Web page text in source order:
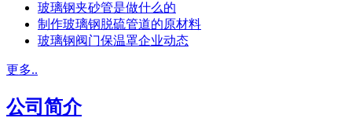
玻璃钢夹砂管是做什么的
制作玻璃钢脱硫管道的原材料
玻璃钢阀门保温罩企业动态
更多..
公司简介